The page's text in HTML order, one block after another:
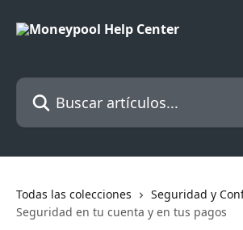
Buscar artículos...
Todas las colecciones
Seguridad y
Seguridad en tu cuenta y en tus pagos